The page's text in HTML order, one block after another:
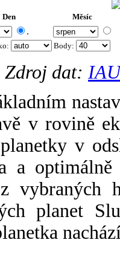
Den Měsíc
.
Body:
Zdroj dat:
v rovině
v
a
vybraných
planet